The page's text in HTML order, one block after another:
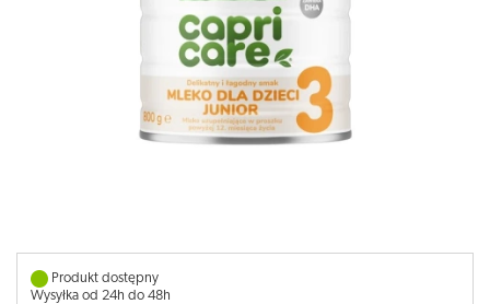
Produkt dostępny
Wysyłka od 24h do 48h